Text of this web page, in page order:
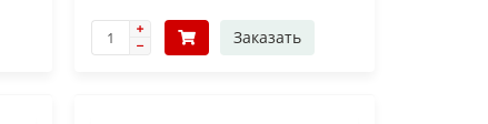
Заказать